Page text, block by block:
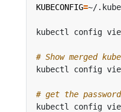
KUBECONFIG=
# Show merged
# get the
kubectl config